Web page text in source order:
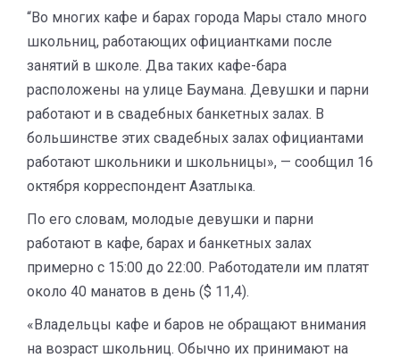
“Во многих кафе и барах города Мары стало много
школьниц, работающих официантками после
занятий в школе. Два таких кафе-бара
расположены на улице Баумана. Девушки и парни
работают и в свадебных банкетных залах. В
большинстве этих свадебных залах официантами
работают школьники и школьницы», — сообщил 16
октября корреспондент Азатлыка.
По его словам, молодые девушки и парни
работают в кафе, барах и банкетных залах
примерно с 15:00 до 22:00. Работодатели им платят
около 40 манатов в день ($ 11,4).
«Владельцы кафе и баров не обращают внимания
на возраст школьниц. Обычно их принимают на